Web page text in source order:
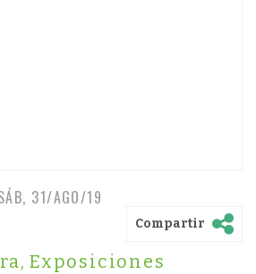
31/AGO/19
Compartir
, Exposiciones